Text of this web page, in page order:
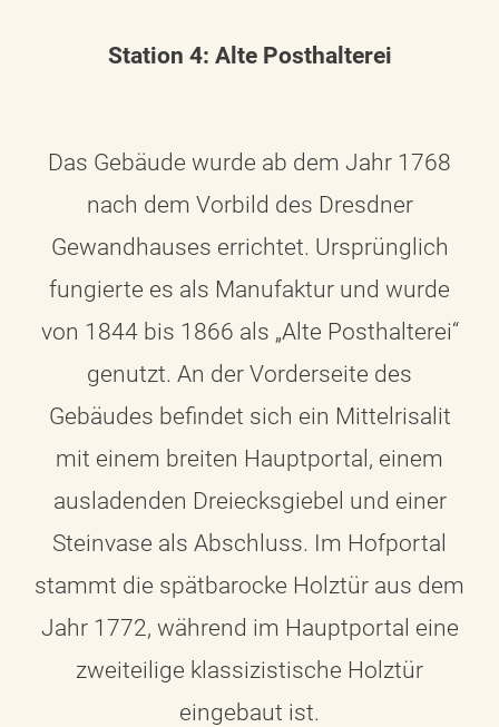
Station 4: Alte Posthalterei
Das Gebäude wurde ab dem Jahr 1768
nach dem Vorbild des Dresdner
Gewandhauses errichtet. Ursprünglich
fungierte es als Manufaktur und wurde
von 1844 bis 1866 als „Alte Posthalterei“
genutzt. An der Vorderseite des
Gebäudes befindet sich ein Mittelrisalit
mit einem breiten Hauptportal, einem
ausladenden Dreiecksgiebel und einer
Steinvase als Abschluss. Im Hofportal
stammt die spätbarocke Holztür aus dem
Jahr 1772, während im Hauptportal eine
zweiteilige klassizistische Holztür
eingebaut ist.